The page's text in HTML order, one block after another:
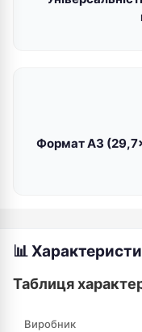
Формат А3
📊
Таблиця
Виробник